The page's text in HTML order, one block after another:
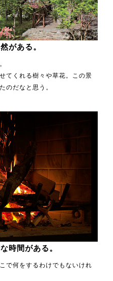
がある。
てくれる樹々や草花。この景
のだなと思う。
時間がある。
で何をするわけでもないけれ